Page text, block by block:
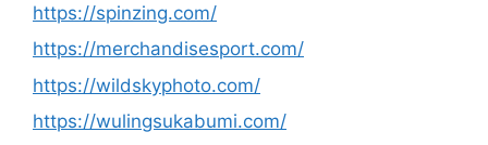
https://spinzing.com/
https://merchandisesport.com/
https://wildskyphoto.com/
https://wulingsukabumi.com/